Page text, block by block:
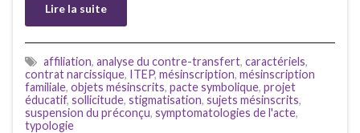
Lire la suite
affiliation, analyse du contre-transfert, caractériels,
contrat narcissique, ITEP, mésinscription, mésinscription
familiale, objets mésinscrits, pacte symbolique, projet
éducatif, sollicitude, stigmatisation, sujets mésinscrits,
suspension du préconçu, symptomatologies de l'acte,
typologie